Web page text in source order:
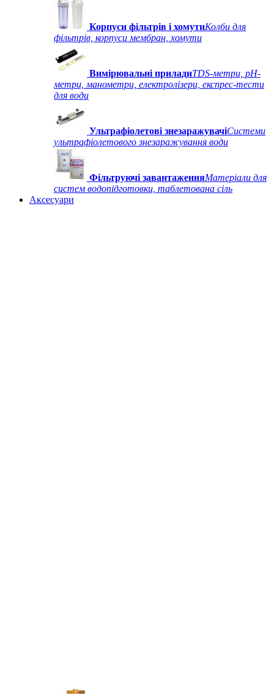
Корпуси фільтрів і хомутиКолби для
фільтрів, корпуси мембран, хомути
Вимірювальні приладиTDS-метри, рН-
метри, манометри, електролізери, експрес-тести
для води
Ультрафіолетові знезаражувачіСистеми
ультрафіолетового знезаражування води
Фільтруючі завантаженняМатеріали для
систем водопідготовки, таблетована сіль
Аксесуари